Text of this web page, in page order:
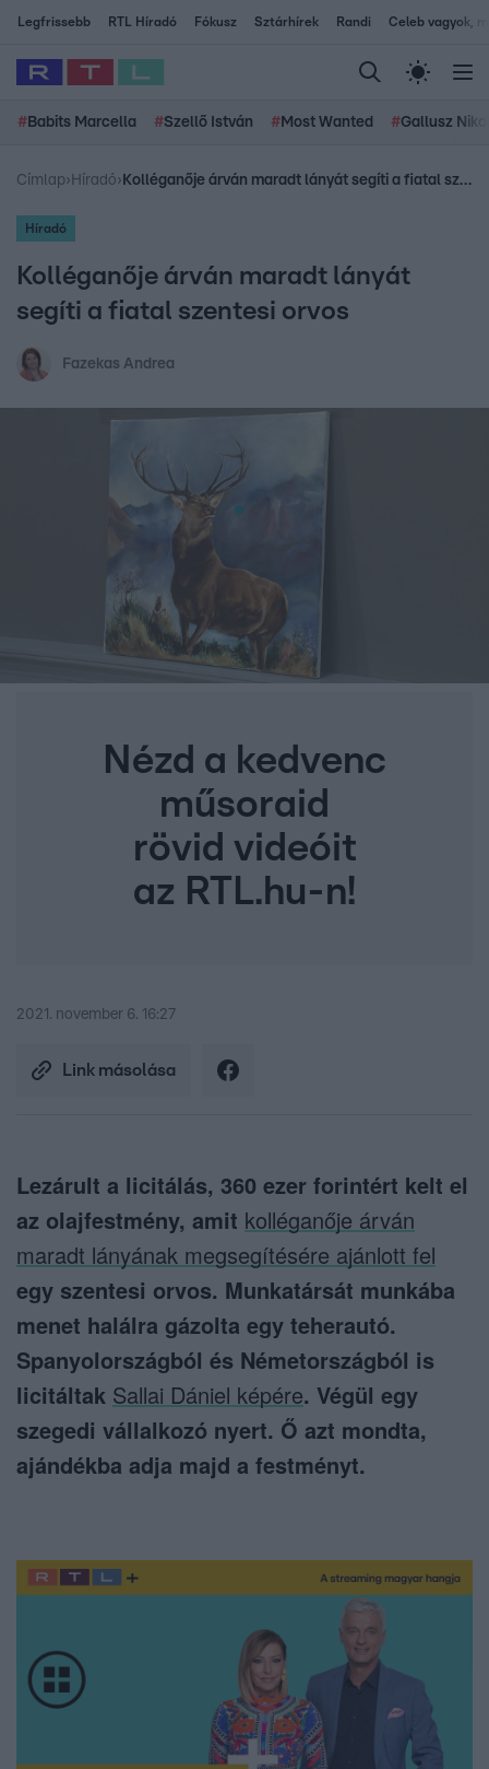
Legfrissebb RTL Híradó Fókusz Sztárhírek Randi Celeb vagyok,
# Babits Marcella #Szellő István # Most Wanted #Gallusz
Címlap› Híradó› Kolléganője árván maradt lányát segíti a fiatal szentesi orvos
Híradó
Kolléganője árván maradt lányát
segíti a fiatal szentesi orvos
Fazekas Andrea
Nézd a kedvenc
műsoraid
rövid videóit
az RTL.hu-n!
2021. november 6. 16:27
Link másolása
Lezárult a licitálás, 360 ezer forintért kelt el
az olajfestmény, amit kolléganője árván
maradt lányának megsegítésére ajánlott fel
egy szentesi orvos. Munkatársát munkába
menet halálra gázolta egy teherautó.
Spanyolországból és Németországból is
licitáltak Sallai Dániel képére. Végül egy
szegedi vállalkozó nyert. Ő azt mondta,
ajándékba adja majd a festményt.